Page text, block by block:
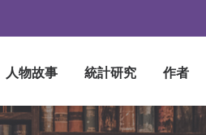
人物故事 統計研究 作者